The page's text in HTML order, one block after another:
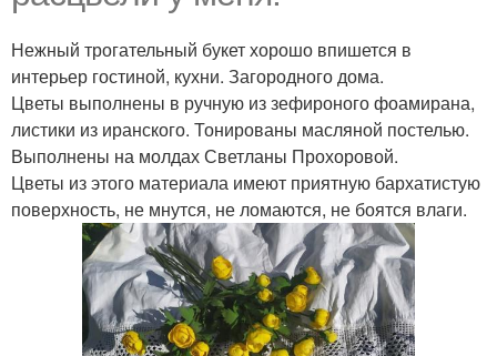
Нежный трогательный букет хорошо впишется в
интерьер гостиной, кухни. Загородного дома.
Цветы выполнены в ручную из зефироного фоамирана,
листики из иранского. Тонированы масляной постелью.
Выполнены на молдах Светланы Прохоровой.
Цветы из этого материала имеют приятную бархатистую
поверхность, не мнутся, не ломаются, не боятся влаги.